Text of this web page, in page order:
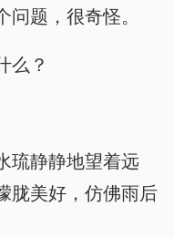
问题，很奇怪。
么？
琉静静地望着远
胧美好，仿佛雨后